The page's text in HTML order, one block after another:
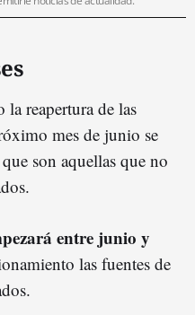
reapertura de las
mes de junio se
son aquellas que no
entre junio y
las fuentes de